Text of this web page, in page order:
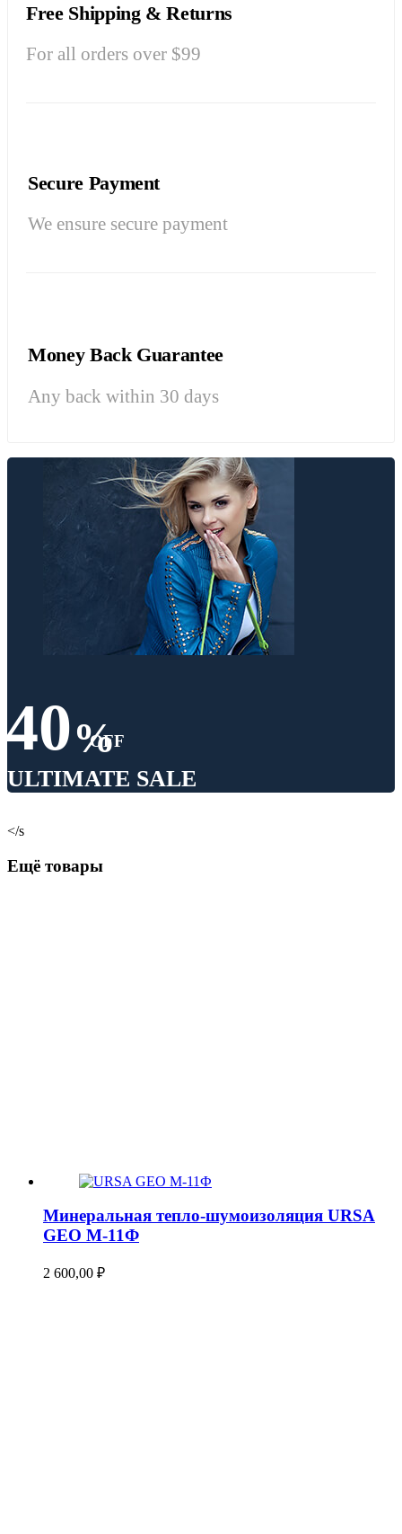
Free Shipping & Returns
For all orders over $99
Secure Payment
We ensure secure payment
Money Back Guarantee
Any back within 30 days
40%
OFF
ULTIMATE SALE
</s
Ещё товары
Минеральная тепло-шумоизоляция URSA
GEO М-11Ф
2 600,00 ₽